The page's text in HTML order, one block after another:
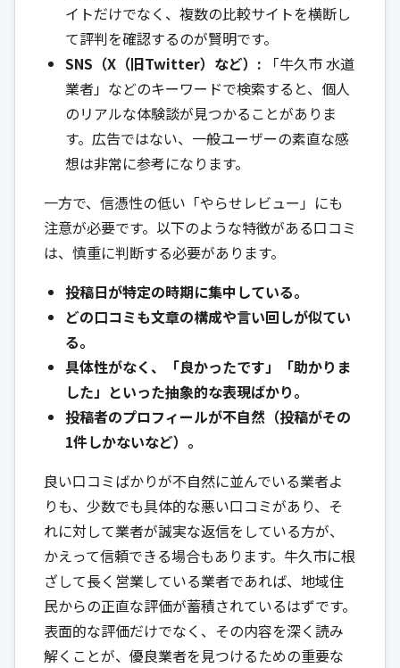
イトだけでなく、複数の比較サイトを横断し
て評判を確認するのが賢明です。
SNS（X（旧Twitter）など）: 「牛久市 水道
業者」などのキーワードで検索すると、個人
のリアルな体験談が見つかることがありま
す。広告ではない、一般ユーザーの素直な感
想は非常に参考になります。
一方で、信憑性の低い「やらせレビュー」にも
注意が必要です。以下のような特徴がある口コミ
は、慎重に判断する必要があります。
投稿日が特定の時期に集中している。
どの口コミも文章の構成や言い回しが似てい
る。
具体性がなく、「良かったです」「助かりま
した」といった抽象的な表現ばかり。
投稿者のプロフィールが不自然（投稿がその
1件しかないなど）。
良い口コミばかりが不自然に並んでいる業者よ
りも、少数でも具体的な悪い口コミがあり、そ
れに対して業者が誠実な返信をしている方が、
かえって信頼できる場合もあります。牛久市に根
ざして長く営業している業者であれば、地域住
民からの正直な評価が蓄積されているはずです。
表面的な評価だけでなく、その内容を深く読み
解くことが、優良業者を見つけるための重要な